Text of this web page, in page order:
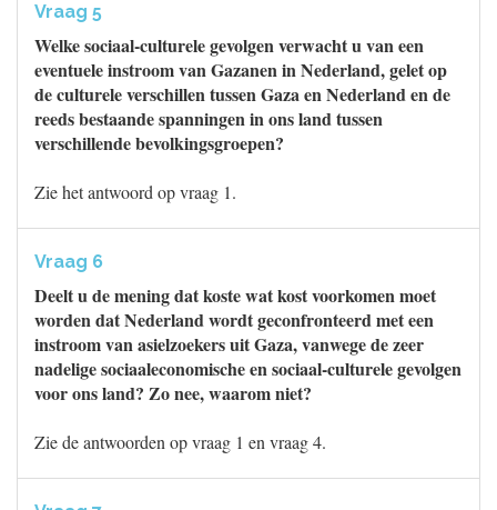
Vraag 5
Welke sociaal-culturele gevolgen verwacht u van een
eventuele instroom van Gazanen in Nederland, gelet op
de culturele verschillen tussen Gaza en Nederland en de
reeds bestaande spanningen in ons land tussen
verschillende bevolkingsgroepen?
Zie het antwoord op vraag 1.
Vraag 6
Deelt u de mening dat koste wat kost voorkomen moet
worden dat Nederland wordt geconfronteerd met een
instroom van asielzoekers uit Gaza, vanwege de zeer
nadelige sociaaleconomische en sociaal-culturele gevolgen
voor ons land? Zo nee, waarom niet?
Zie de antwoorden op vraag 1 en vraag 4.